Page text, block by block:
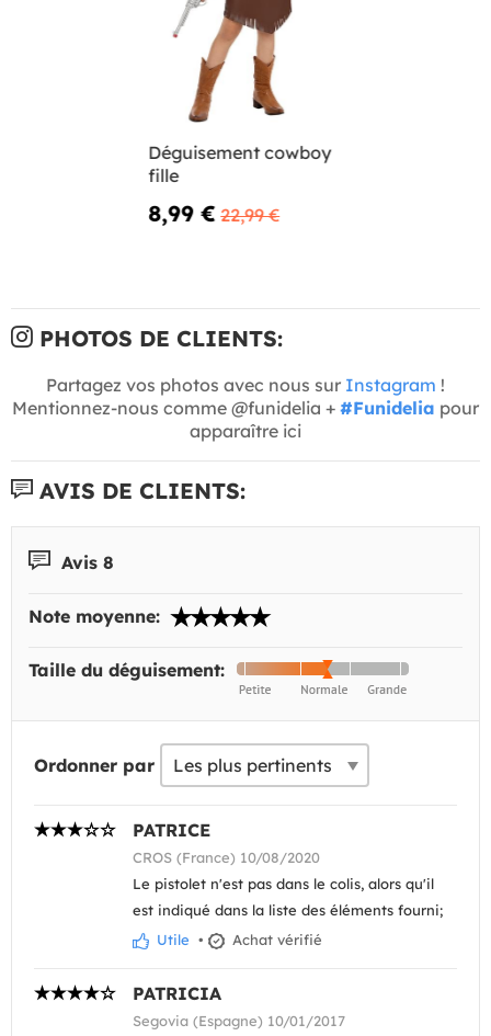
Déguisement cowboy
fille
8,99 € 22,99 €
PHOTOS DE CLIENTS:
Partagez vos photos avec nous sur Instagram !
Mentionnez-nous comme @funidelia + #Funidelia pour
apparaître ici
AVIS DE CLIENTS:
Avis 8
Note moyenne:
Taille du déguisement:
Ordonner par
PATRICE
CROS (France) 10/08/2020
Le pistolet n'est pas dans le colis, alors qu'il
est indiqué dans la liste des éléments fourni;
Utile • Achat vérifié
PATRICIA
Segovia (Espagne) 10/01/2017